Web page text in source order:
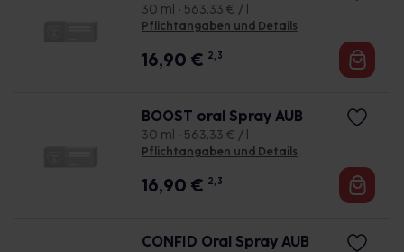
30 ml • 563,33 € / l
Pflichtangaben und Details
16,90 € 2, 3
BOOST oral Spray AUB
30 ml • 563,33 € / l
Pflichtangaben und Details
16,90 € 2, 3
CONFID Oral Spray AUB